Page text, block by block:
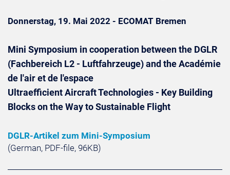
Donnerstag, 19. Mai 2022 - ECOMAT Bremen
Mini Symposium in cooperation between the DGLR
(Fachbereich L2 - Luftfahrzeuge) and the Académie
de l'air et de l'espace
Ultraefficient Aircraft Technologies - Key Building
Blocks on the Way to Sustainable Flight
DGLR-Artikel zum Mini-Symposium
(German, PDF-file, 96KB)